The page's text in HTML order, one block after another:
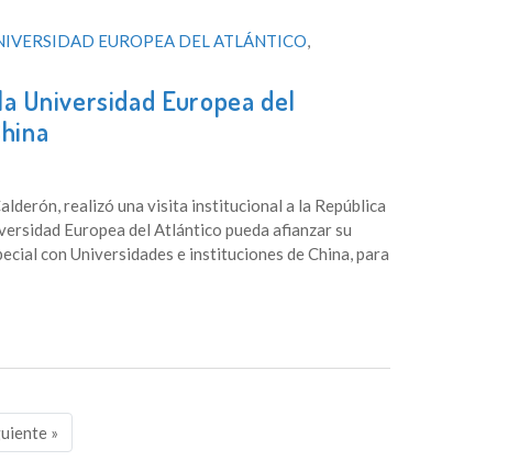
EUROPEA DEL ATLÁNTICO,
Universidad Europea del
realizó una visita institucional a la República
Europea del Atlántico pueda afianzar su
con Universidades e instituciones de China, para
»